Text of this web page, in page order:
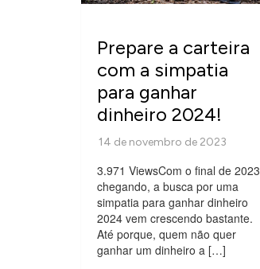
Prepare a carteira
com a simpatia
para ganhar
dinheiro 2024!
3.971 ViewsCom o final de 2023
chegando, a busca por uma
simpatia para ganhar dinheiro
2024 vem crescendo bastante.
Até porque, quem não quer
ganhar um dinheiro a […]